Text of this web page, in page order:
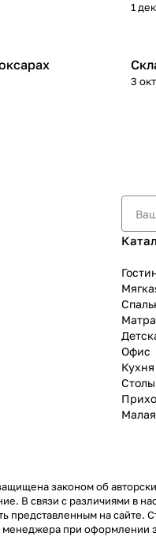
1
3
Офис
Кухня
Столы
законом об
В связи с различиями в
представленным на
менеджера при оформлении